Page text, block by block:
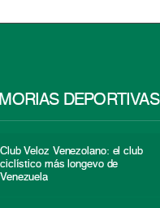
DEPORTIVAS
Club Veloz Venezolano: el club
ciclístico más longevo de
Venezuela